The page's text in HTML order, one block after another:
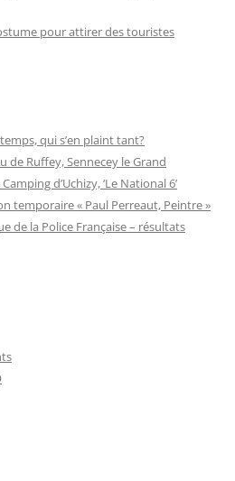
pour attirer des touristes
qui s’en plaint tant?
de Ruffey, Sennecey le Grand
d’Uchizy, ‘Le National 6’
temporaire « Paul Perreaut, Peintre »
de la Police Française – résultats